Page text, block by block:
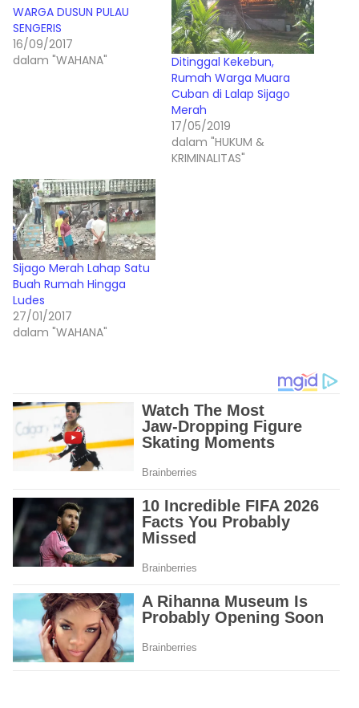
WARGA DUSUN PULAU
SENGERIS
16/09/2017
dalam "WAHANA"
Ditinggal Kekebun,
Rumah Warga Muara
Cuban di Lalap Sijago
Merah
17/05/2019
dalam "HUKUM &
KRIMINALITAS"
Sijago Merah Lahap Satu
Buah Rumah Hingga
Ludes
27/01/2017
dalam "WAHANA"